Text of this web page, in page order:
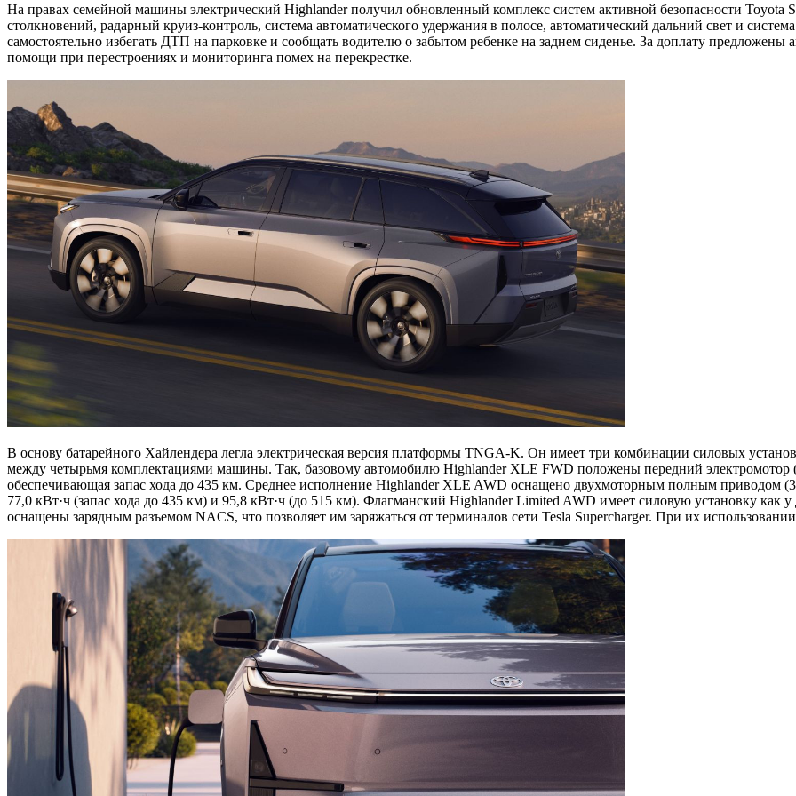
На правах семейной машины электрический Highlander получил обновленный комплекс систем активной безопасности Toyota
столкновений, радарный круиз-контроль, система автоматического удержания в полосе, автоматический дальний свет и
самостоятельно избегать ДТП на парковке и сообщать водителю о забытом ребенке на заднем сиденье. За доплату
помощи при перестроениях и мониторинга помех на перекрестке.
В основу батарейного Хайлендера легла электрическая версия платформы TNGA‑K. Он имеет три комбинации силовых
между четырьмя комплектациями машины. Так, базовому автомобилю Highlander XLE FWD положены передний электромотор
обеспечивающая запас хода до 435 км. Среднее исполнение Highlander XLE AWD оснащено двухмоторным полным приводом
77,0 кВт·ч (запас хода до 435 км) и 95,8 кВт·ч (до 515 км). Флагманский Highlander Limited AWD имеет силовую установку
оснащены зарядным разъемом NACS, что позволяет им заряжаться от терминалов сети Tesla Supercharger. При их